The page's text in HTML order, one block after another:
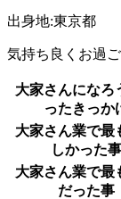
出身地:東京都
気持ち良くお過
大家さんになろ
ったきっか
大家さん業で最
しかった事
大家さん業で最
だった事